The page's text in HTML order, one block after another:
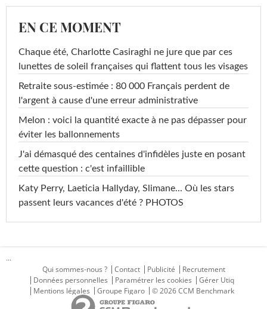
EN CE MOMENT
Chaque été, Charlotte Casiraghi ne jure que par ces
lunettes de soleil françaises qui flattent tous les visages
Retraite sous-estimée : 80 000 Français perdent de
l'argent à cause d'une erreur administrative
Melon : voici la quantité exacte à ne pas dépasser pour
éviter les ballonnements
J'ai démasqué des centaines d'infidèles juste en posant
cette question : c'est infaillible
Katy Perry, Laeticia Hallyday, Slimane... Où les stars
passent leurs vacances d'été ? PHOTOS
...
Qui sommes-nous ?
Contact Publicité
Recrutement
Données personnelles
Paramétrer les cookies
Gérer Utiq
Mentions légales
Groupe Figaro © 2026 CCM Benchmark